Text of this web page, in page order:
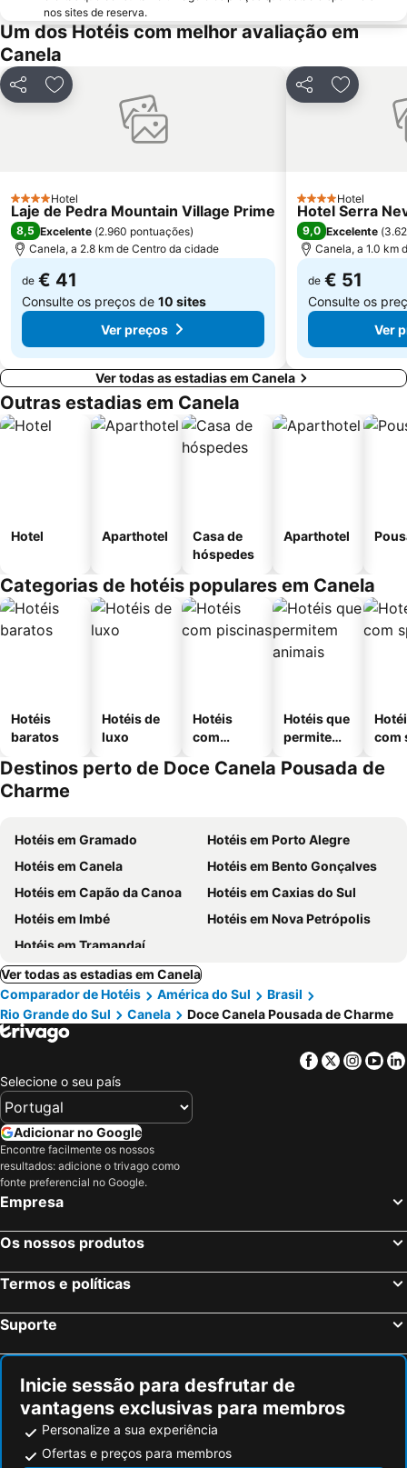
nos sites de reserva.
Um dos Hotéis com melhor avaliação em
Canela
PartilharAdicionar aos favoritos
4 Estrelas
Hotel
Laje de Pedra Mountain Village Prime
8,5 Excelente (2.960 pontuações)
Canela, a 2.8 km de Centro da cidade
de € 41
Consulte os preços de 10 sites
Ver preços
Partilhar
4 Estrelas
Hotel
Hotel Serra
9,0 Excelente (
Canela, a 1.0 km
de € 51
Consulte os
Ver
Ver todas as estadias em Canela
Outras estadias em Canela
Hotel Aparthotel
Casa de
hóspedes
Aparthotel
Categorias de hotéis populares em Canela
Hotéis
baratos
Hotéis de
luxo
Hotéis
com
Hotéis que
permitem
com
Destinos perto de Doce Canela Pousada de
Charme
Hotéis em Gramado
Hotéis em Porto Alegre
Hotéis em Canela
Hotéis em Bento Gonçalves
Hotéis em Capão da Canoa
Hotéis em Caxias do Sul
Hotéis em Imbé
Hotéis em Nova Petrópolis
Hotéis em Tramandaí
Ver todas as estadias em Canela
Comparador de Hotéis
América do Sul
Brasil
Rio Grande do Sul
Canela Doce Canela Pousada de Charme
Facebook
Twitter
Selecione o seu país
Adicionar no Google
Encontre facilmente os nossos
resultados: adicione o trivago como
fonte preferencial no Google.
Empresa
Os nossos produtos
Termos e políticas
Suporte
Inicie sessão para desfrutar de
vantagens exclusivas para membros
Personalize a sua experiência
Ofertas e preços para membros